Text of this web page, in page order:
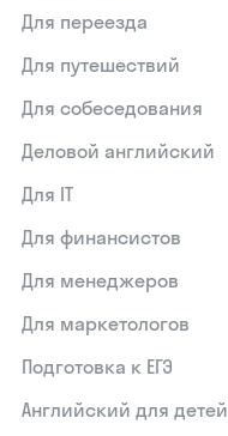
Для переезда
Для путешествий
Для собеседования
Деловой английский
Для IT
Для финансистов
Для менеджеров
Для маркетологов
Подготовка к ЕГЭ
Английский для детей